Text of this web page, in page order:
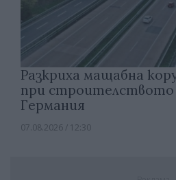
Разкриха мащабна
при
Германия
07.08.2026 / 12:30